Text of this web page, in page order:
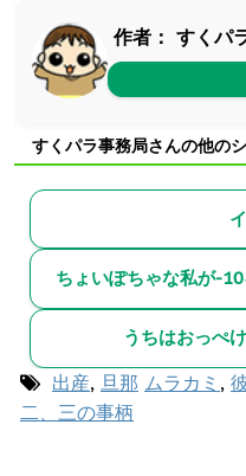
作者： すくパ
すくパラ事務局さんの他の
ちょいぽちゃな私が-
うちはおっぺ
出産, 旦那 ムラカミ ,
二、三の事柄